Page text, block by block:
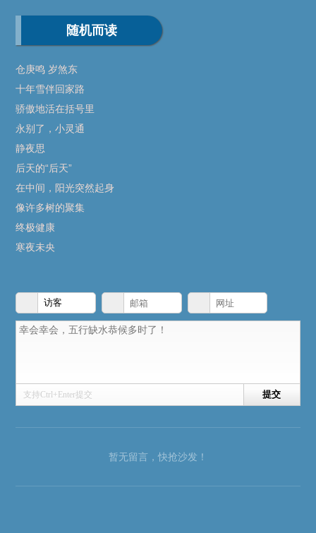
随机而读
仓庚鸣 岁煞东
十年雪伴回家路
骄傲地活在括号里
永别了，小灵通
静夜思
后天的“后天”
在中间，阳光突然起身
像许多树的聚集
终极健康
寒夜未央
支持Ctrl+Enter提交
暂无留言，快抢沙发！